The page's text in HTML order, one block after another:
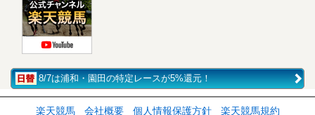
8/7は浦和・園田の特定レースが5%還元！
楽天競馬 会社概要 個人情報保護方針 楽天競馬規約